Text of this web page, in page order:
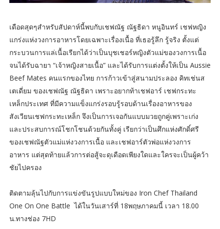
เดือดสุดๆสำหรับสัปดาห์นี้พบกับเชฟณัฐ ณัฐธิดา หนูอินทร์ เชฟหญิง
แกร่งแห่งวงการอาหารโดยเฉพาะเรื่องเนื้อ ที่เธอรู้ลึก รู้จริง ตั้งแต่
กระบวนการแล่เนื้อเรียกได้ว่าเป็นบุชเชอร์หญิงตัวแม่ของวงการเนื้อ
จนได้รับฉายา “เจ้าหญิงสายเนื้อ” และได้รับการแต่งตั้งให้เป็น Aussie
Beef Mates คนแรกของไทย การก้าวเข้าสู่สนามประลอง คิทเช่นส
เตเดี่ยม ของเชฟณัฐ ณัฐธิดา เพราะอยากท้าเชฟอาร์ เชฟกระทะ
เหล็กประเทศ ที่มีความแข็งแกร่งรอบรู้รอบด้านเรื่องอาหารของ
สังเวียนเชฟกระทะเหล็ก จึงเป็นการเจอกันแบบมวยถูกคู่เพราะเก่ง
และประสบการณ์โชกโชนด้วยกันทั้งคู่ เรียกว่าเป็นศึกแห่งศักดิ์ศรี
ของเชฟณัฐตัวแม่แห่งวงการเนื้อ และเชฟอาร์ตัวพ่อแห่งวงการ
อาหาร แต่สุดท้ายแล้วการต่อสู้จะดุเดือดเพียงใดและใครจะเป็นผู้คว้า
ชัยไปครอง
ติดตามลุ้นไปกับการแข่งขันรูปแบบใหม่ของ Iron Chef Thailand
One On One Battle ได้ในวันเสาร์ที่ 18พฤษภาคมนี้ เวลา 18.00
น.ทางช่อง 7HD